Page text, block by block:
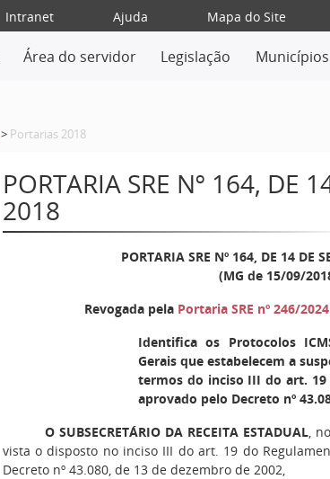
Intranet Ajuda Mapa do Site
Área do servidor Legislação Municípios
> Portarias 2018
PORTARIA SRE Nº 164, DE
2018
PORTARIA SRE Nº 164, DE 14 DE
(MG de 15/09/
Revogada pela Portaria SRE nº 246/2024
Identifica os Protocolos
Gerais que estabelecem a
termos do inciso III do art. 19
aprovado pelo Decreto nº
O SUBSECRETÁRIO DA RECEITA ESTADUAL,
vista o disposto no inciso III do art. 19 do
Decreto nº 43.080, de 13 de dezembro de 2002,